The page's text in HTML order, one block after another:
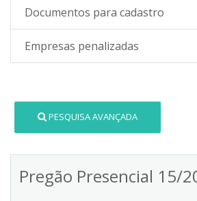
Documentos para cadastro
Empresas penalizadas
PESQUISA AVANÇADA
Pregão Presencial 15/